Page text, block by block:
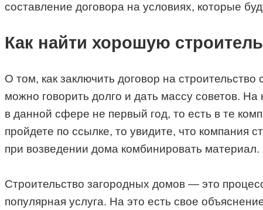
составление договора на условиях, которые
Как найти хорошую
О том, как заключить договор на
можно говорить долго и дать массу советов.
в данной сфере не первый год, то есть в те
пройдете по ссылке, то увидите, что компания
при возведении дома комбинировать материал.
Строительство загородных домов — это
популярная услуга. На это есть свое